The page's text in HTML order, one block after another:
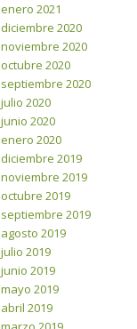
enero 2021
diciembre 2020
noviembre 2020
octubre 2020
septiembre 2020
julio 2020
junio 2020
enero 2020
diciembre 2019
noviembre 2019
octubre 2019
septiembre 2019
agosto 2019
julio 2019
junio 2019
mayo 2019
abril 2019